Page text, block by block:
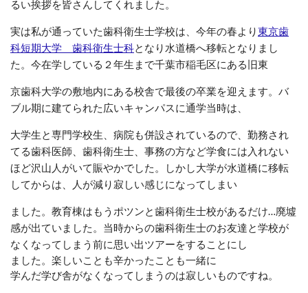
るい挨拶を皆さんしてくれました。
実は私が通っていた歯科衛生士学校は、今年の春より東京歯
科短期大学 歯科衛生士科となり水道橋へ移転となりまし
た。今在学している２年生まで千葉市稲毛区にある旧東
京歯科大学の敷地内にある校舎で最後の卒業を迎えます。バ
ブル期に建てられた広いキャンパスに通学当時は、
大学生と専門学校生、病院も併設されているので、勤務され
てる歯科医師、歯科衛生士、事務の方など学食には入れない
ほど沢山人がいて賑やかでした。しかし大学が水道橋に移転
してからは、人が減り寂しい感じになってしまい
ました。教育棟はもうポツンと歯科衛生士校があるだけ…廃墟
感が出ていました。 当時からの歯科衛生士のお友達と学校が
なくなってしまう前に思い出ツアーをすることにし
ました。楽しいことも辛かったことも一緒に
学んだ学び舎がなくなってしまうのは寂しいものですね。